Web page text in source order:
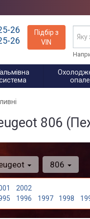
26
26
Підбір з
VIN
806
2002
1996 1997 1998
806